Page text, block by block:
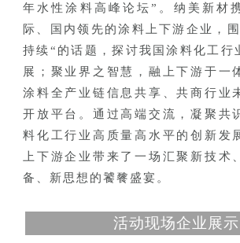
年水性涂料高峰论坛”。纳美新材
际、国内领先的涂料上下游企业，
持续“的话题，探讨我国涂料化工行
展；聚业界之智慧，融上下游于一
涂料全产业链信息共享、共商行业
开放平台。通过高端交流，凝聚共
料化工行业高质量高水平的创新发
上下游企业带来了一场汇聚新技术
备、新思想的饕餮盛宴。
活动现场企业展示